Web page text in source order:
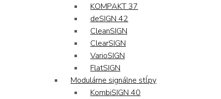
KOMPAKT 37
deSIGN 42
CleanSIGN
ClearSIGN
VarioSIGN
FlatSIGN
Modulárne signálne stĺpy
KombiSIGN 40